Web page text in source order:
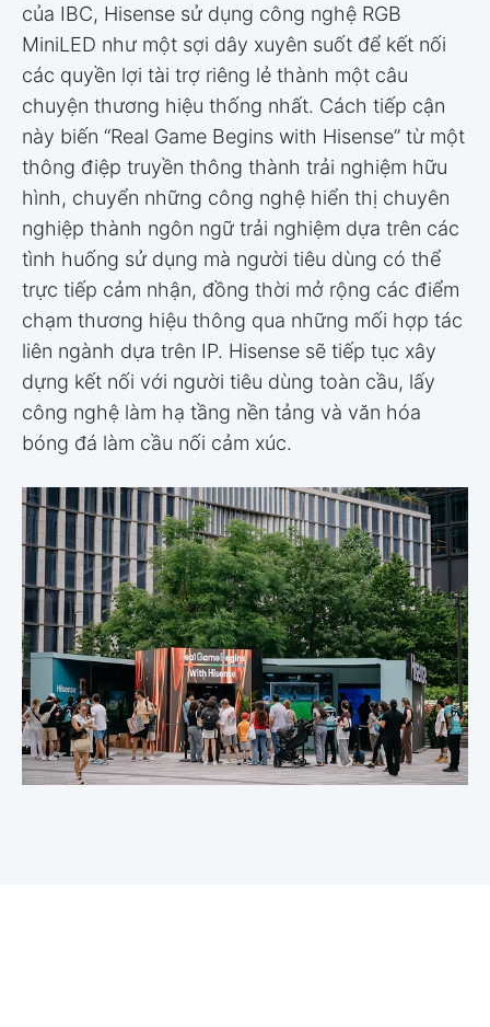
của IBC, Hisense sử dụng công nghệ RGB
MiniLED như một sợi dây xuyên suốt để kết nối
các quyền lợi tài trợ riêng lẻ thành một câu
chuyện thương hiệu thống nhất. Cách tiếp cận
này biến “Real Game Begins with Hisense” từ một
thông điệp truyền thông thành trải nghiệm hữu
hình, chuyển những công nghệ hiển thị chuyên
nghiệp thành ngôn ngữ trải nghiệm dựa trên các
tình huống sử dụng mà người tiêu dùng có thể
trực tiếp cảm nhận, đồng thời mở rộng các điểm
chạm thương hiệu thông qua những mối hợp tác
liên ngành dựa trên IP. Hisense sẽ tiếp tục xây
dựng kết nối với người tiêu dùng toàn cầu, lấy
công nghệ làm hạ tầng nền tảng và văn hóa
bóng đá làm cầu nối cảm xúc.